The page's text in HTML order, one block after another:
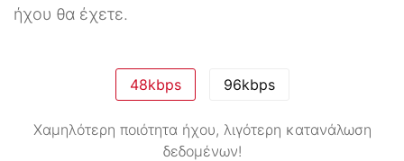
ήχου θα έχετε.
48kbps 96kbps
Χαμηλότερη ποιότητα ήχου, λιγότερη κατανάλωση
δεδομένων!